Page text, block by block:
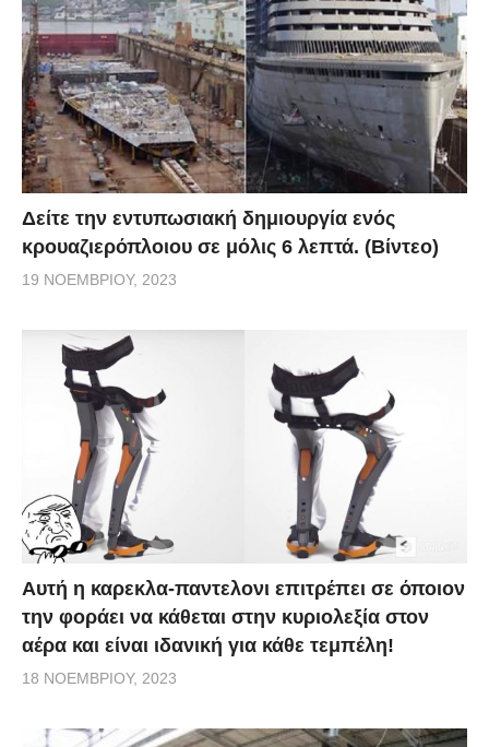
Δείτε την εντυπωσιακή δημιουργία ενός
κρουαζιερόπλοιου σε μόλις 6 λεπτά. (Βίντεο)
19 ΝΟΕΜΒΡΊΟΥ, 2023
Αυτή η καρεκλα-παντελονι επιτρέπει σε όποιον
την φοράει να κάθεται στην κυριολεξία στον
αέρα και είναι ιδανική για κάθε τεμπέλη!
18 ΝΟΕΜΒΡΊΟΥ, 2023